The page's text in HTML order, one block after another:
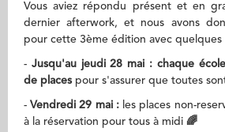
Vous aviez répondu présent et en
dernier afterwork, et nous avons
pour cette 3ème édition avec quelques
- Jusqu'au jeudi 28 mai : chaque
de places pour s'assurer que toutes
-Vendredi 29 mai :les places non-
à la réservation pour tous à midi 🌈